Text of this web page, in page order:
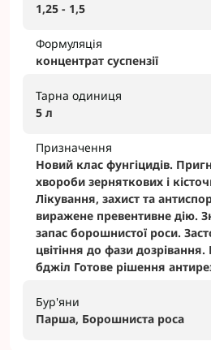
1,25 - 1,5
Формуляція
концентрат суспензії
Тарна одиниця
5 л
Призначення
Новий клас фунгіцидів.
хвороби зерняткових і
Лікування, захист та
виражене превентивне дію.
запас борошнистої роси.
цвітіння до фази
бджіл Готове рішення
Бур'яни
Парша, Борошниста роса